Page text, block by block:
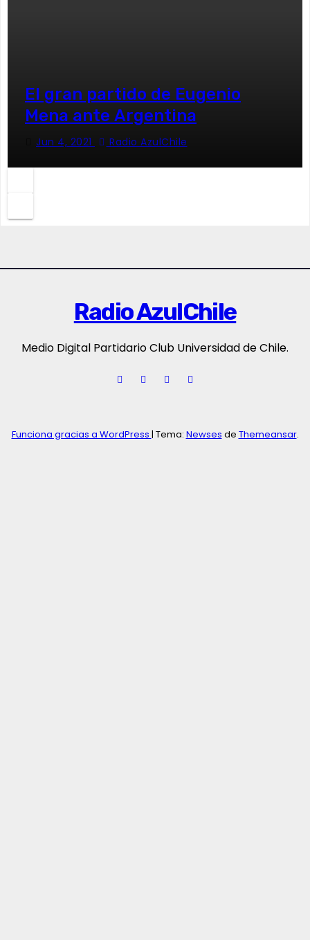
El gran partido de Eugenio
Mena ante Argentina
Jun 4, 2021 Radio AzulChile
Radio AzulChile
Medio Digital Partidario Club Universidad de Chile.
Funciona gracias a WordPress | Tema: Newses de Themeansar.